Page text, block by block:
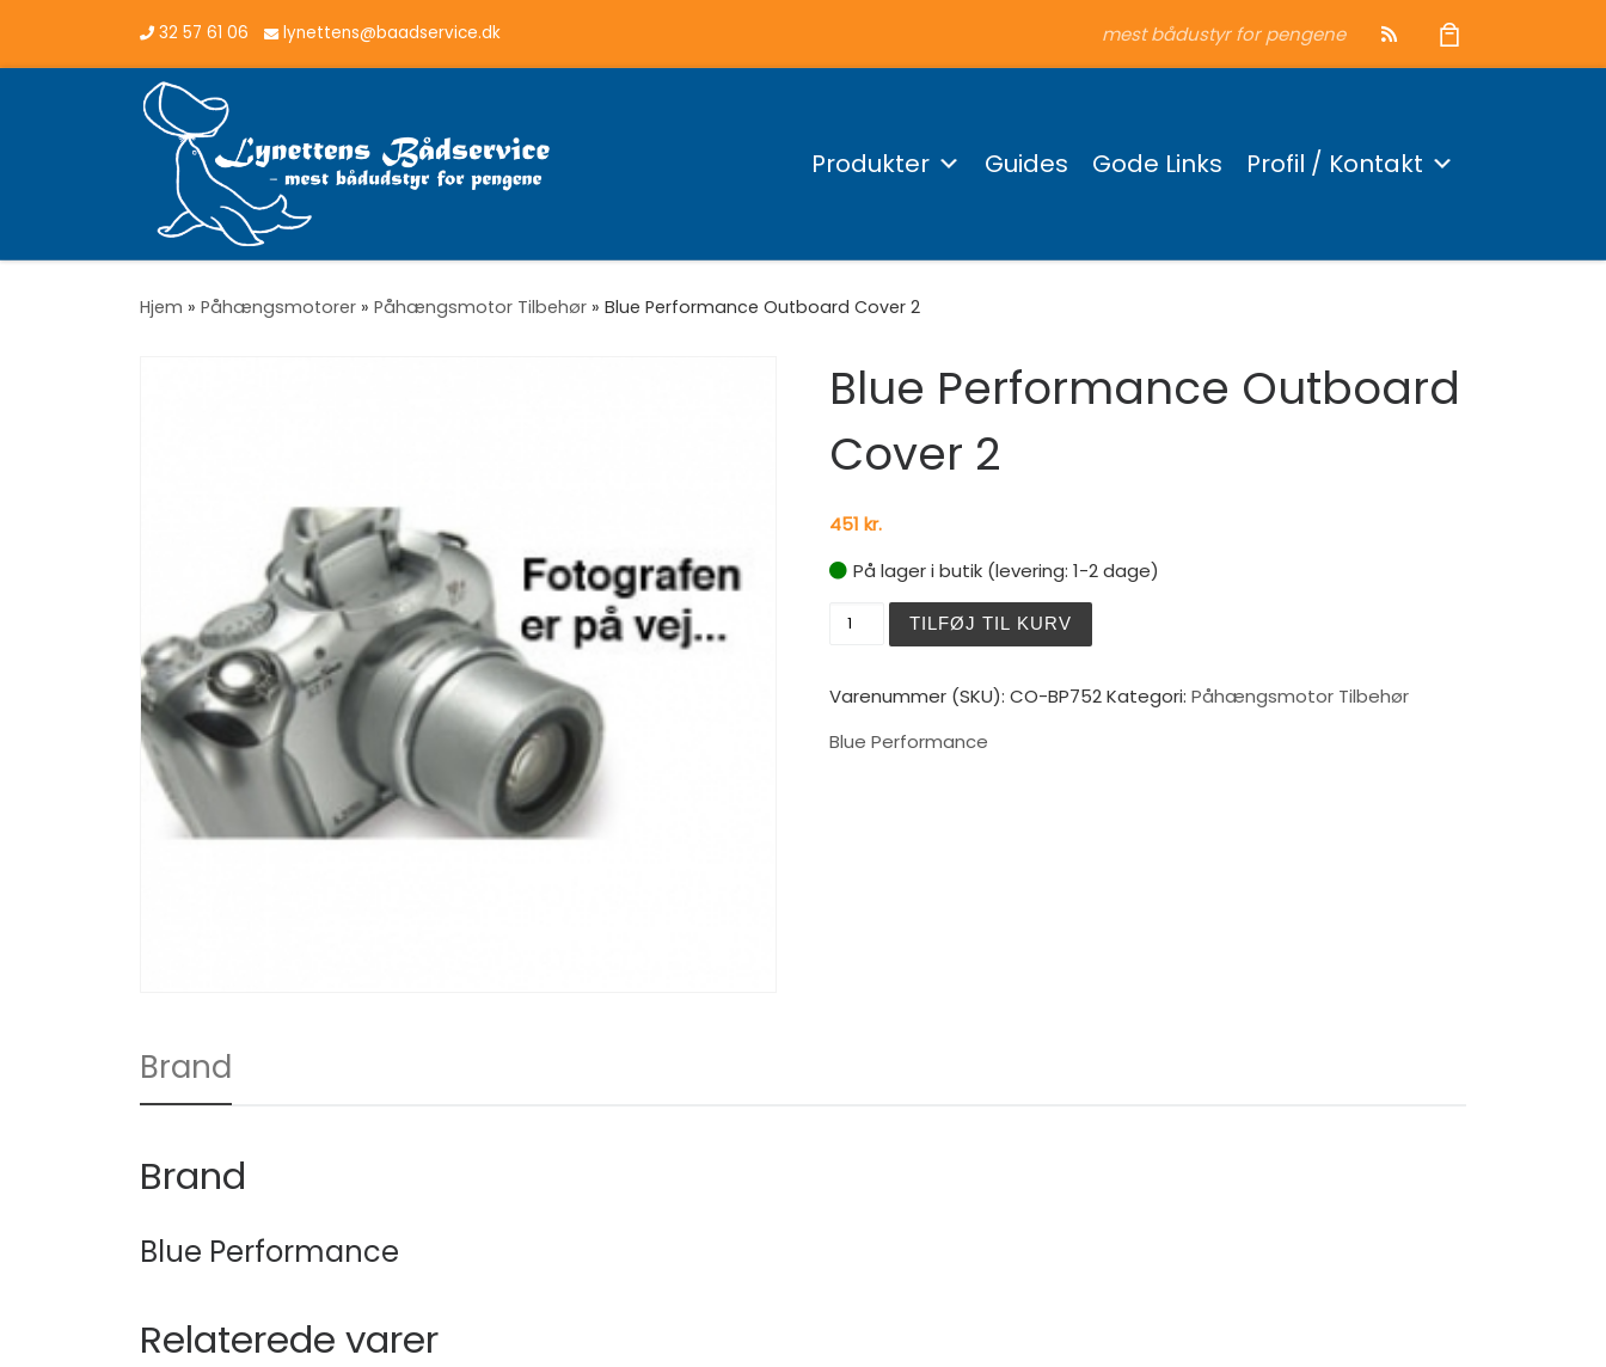
Vis hele indholdet32 57 61 06 lynettens@baadservice.dk mest bådustyr for pengene
Produkter Guides Gode Links Profil / Kontakt
Hjem » Påhængsmotorer » Påhængsmotor Tilbehør » Blue Performance Outboard Cover 2
Blue Performance Outboard
Cover 2
451kr.
På lager i butik (levering: 1-2 dage)
TILFØJ TIL KURV
Varenummer (SKU):CO-BP752 Kategori:Påhængsmotor Tilbehør
Blue Performance
Brand
Brand
Blue Performance
Relaterede varer